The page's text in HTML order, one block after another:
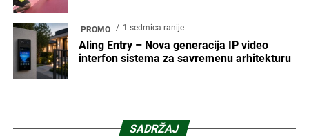
PROMO 1 sedmica ranije
Aling Entry – Nova generacija IP video
interfon sistema za savremenu arhitekturu
SADRŽAJ